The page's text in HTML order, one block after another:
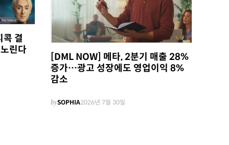
콕 결
린다
[DML NOW] 메타, 2분기 매출 28%
증가…광고 성장에도 영업이익 8%
감소
bySOPHIA2026년 7월 30일